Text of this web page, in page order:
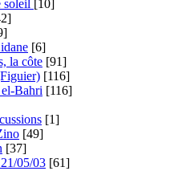
soleil [10]
[6]
la côte [91]
[116]
Bahri [116]
[1]
[49]
[37]
05/03 [61]